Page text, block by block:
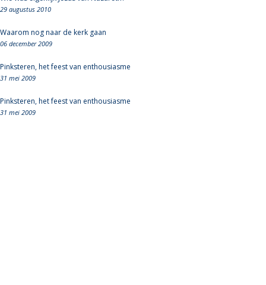
29 augustus 2010
Waarom nog naar de kerk gaan
06 december 2009
Pinksteren, het feest van enthousiasme
31 mei 2009
Pinksteren, het feest van enthousiasme
31 mei 2009